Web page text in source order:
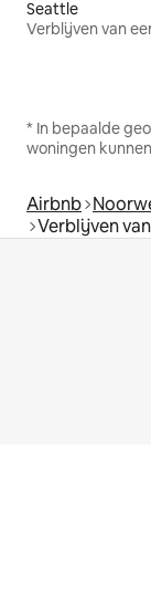
Seattle
Verblijven van
* In bepaalde
woningen
Airbnb
Verblijven